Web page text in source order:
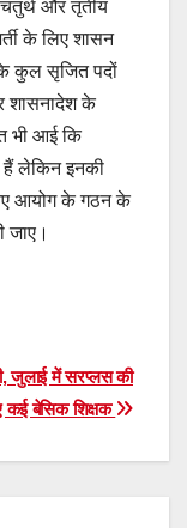
और तृतीय
के लिए शासन
कुल सृजित पदों
शासनादेश के
भी आई कि
हैं लेकिन इनकी
नए आयोग के गठन के
जाए।
जुलाई में सरप्लस की
बेसिक शिक्षक